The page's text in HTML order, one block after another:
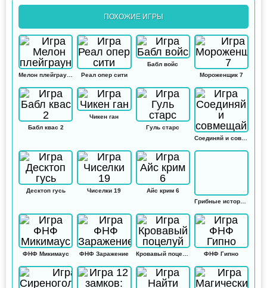
ПОХОЖИЕ ИГРЫ
Реал опер сити
Бабл войс
Мороженщик 7
Бабл квас 2
Чикен ган
Гуль старс
Соединяй и совмещай
Десктоп гусь Чиселки 19
Айс крим 6
Грибные истории: Кликер
ФНФ Микимаус ФНФ Заражение Кровавый поцелуй ФНФ Гипно